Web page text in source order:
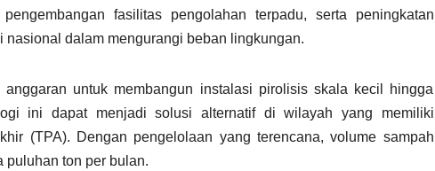
fasilitas pengolahan terpadu, serta peningkatan
dalam mengurangi beban lingkungan.
untuk membangun instalasi pirolisis skala kecil hingga
ini dapat menjadi solusi alternatif di wilayah yang memiliki
(TPA). Dengan pengelolaan yang terencana, volume sampah
puluhan ton per bulan.